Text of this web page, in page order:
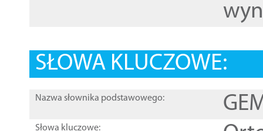
SŁOWA KLUCZOWE:
Nazwa słownika podstawowego:
Słowa kluczowe: